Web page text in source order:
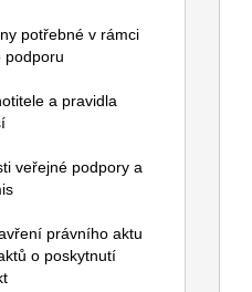
potřebné v rámci
podporu
a pravidla
veřejné podpory a
právního aktu
o poskytnutí